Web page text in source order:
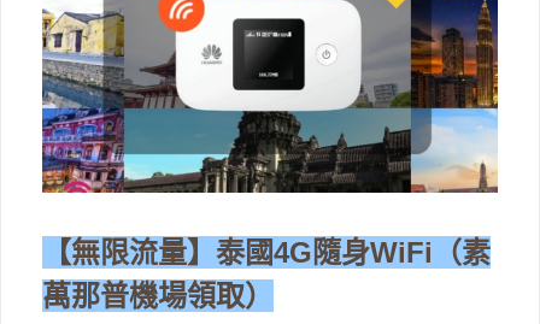
【無限流量】泰國4G隨身WiFi（素
萬那普機場領取）